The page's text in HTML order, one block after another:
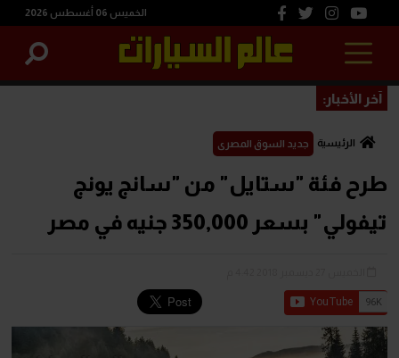
الخميس 06 أغسطس 2026
آخر الأخبار:
الرئيسية جديد السوق المصرى
طرح فئة "ستايل" من "سانج يونج
تيفولي" بسعر 350,000 جنيه في مصر